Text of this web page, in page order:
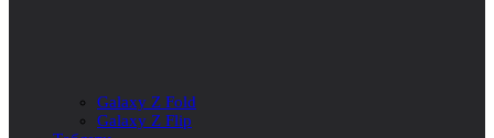
Galaxy Z Fold
Galaxy Z Flip